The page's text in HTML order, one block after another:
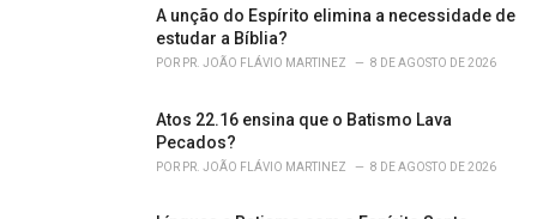
A unção do Espírito elimina a necessidade de
estudar a Bíblia?
POR PR. JOÃO FLÁVIO MARTINEZ 8 DE AGOSTO DE 2026
Atos 22.16 ensina que o Batismo Lava
Pecados?
POR PR. JOÃO FLÁVIO MARTINEZ 8 DE AGOSTO DE 2026